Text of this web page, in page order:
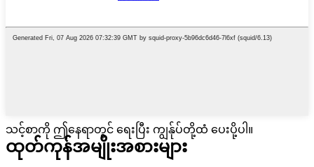
သင့်စာကို ဤနေရာတွင် ရေးပြီး ကျွန်ုပ်တို့ထံ ပေးပို့ပါ။
ထုတ်ကုန်အမျိုးအစားများ